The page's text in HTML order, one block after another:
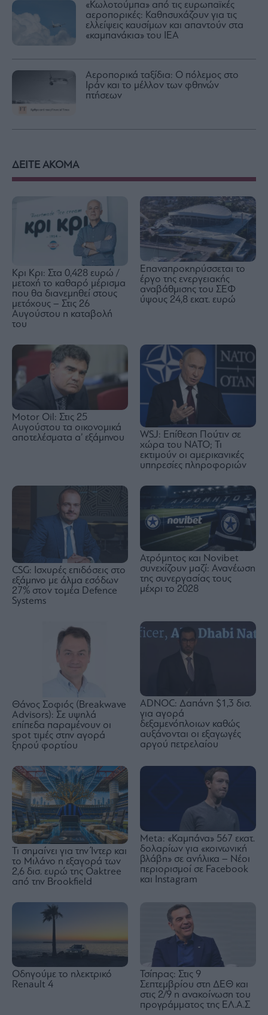
«Κωλοτούμπα» από τις ευρωπαϊκές
αεροπορικές: Καθησυχάζουν για τις
ελλείψεις καυσίμων και απαντούν στα
«καμπανάκια» του ΙΕΑ
Αεροπορικά ταξίδια: Ο πόλεμος στο
Ιράν και το μέλλον των φθηνών
πτήσεων
ΔΕΙΤΕ ΑΚΟΜΑ
Κρι Κρι: Στα 0,428 ευρώ /
μετοχή το καθαρό μέρισμα
που θα διανεμηθεί στους
μετόχους – Στις 26
Αυγούστου η καταβολή
του
Επαναπροκηρύσσεται το
έργο της ενεργειακής
αναβάθμισης του ΣΕΦ
ύψους 24,8 εκατ. ευρώ
Motor Oil: Στις 25
Αυγούστου τα οικονομικά
αποτελέσματα α’ εξάμηνου
WSJ: Eπίθεση Πούτιν σε
χώρα του ΝΑΤΟ; Τι
εκτιμούν οι αμερικανικές
υπηρεσίες πληροφοριών
CSG: Ισχυρές επιδόσεις στο
εξάμηνο με άλμα εσόδων
27% στον τομέα Defence
Systems
Ατρόμητος και Novibet
συνεχίζουν μαζί: Ανανέωση
της συνεργασίας τους
μέχρι το 2028
Θάνος Σοφιός (Breakwave
Advisors): Σε υψηλά
επίπεδα παραμένουν οι
spot τιμές στην αγορά
ξηρού φορτίου
ADNOC: Δαπάνη $1,3 δισ.
για αγορά
δεξαμενόπλοιων καθώς
αυξάνονται οι εξαγωγές
αργού πετρελαίου
Τι σημαίνει για την Ίντερ και
το Μιλάνο η εξαγορά των
2,6 δισ. ευρώ της Oaktree
από την Brookfield
Meta: «Καμπάνα» 567 εκατ.
δολαρίων για «κοινωνική
βλάβη» σε ανήλικα – Νέοι
περιορισμοί σε Facebook
και Instagram
Οδηγούμε το ηλεκτρικό
Renault 4
Τσίπρας: Στις 9
Σεπτεμβρίου στη ΔΕΘ και
στις 2/9 η ανακοίνωση του
προγράμματος της ΕΛ.Α.Σ